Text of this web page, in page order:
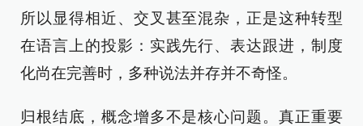
所以显得相近、交叉甚至混杂，正是这种转型
在语言上的投影：实践先行、表达跟进，制度
化尚在完善时，多种说法并存并不奇怪。
归根结底，概念增多不是核心问题。真正重要